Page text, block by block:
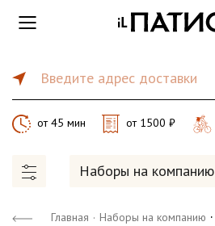
Введите адрес доставки
от 45 мин от 1500 ₽
Наборы на компанию
Главная · Наборы на компанию ·